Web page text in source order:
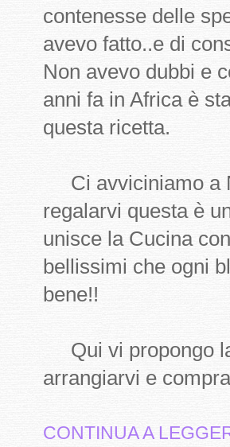
contenesse delle
avevo fatto..e di
Non avevo dubbi e
anni fa in Africa è
questa ricetta.
Ci avviciniamo a
regalarvi questa è
unisce la Cucina
bellissimi che ogni
bene!!
Qui vi propongo
arrangiarvi e
CONTINUA A